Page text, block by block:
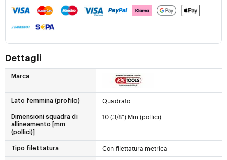
Dettagli
Marca
Lato femmina (profilo) Quadrato
Dimensioni squadra di
allineamento [mm
(pollici)]
10 (3/8") Mm (pollici)
Tipo filettatura Con filettatura metrica